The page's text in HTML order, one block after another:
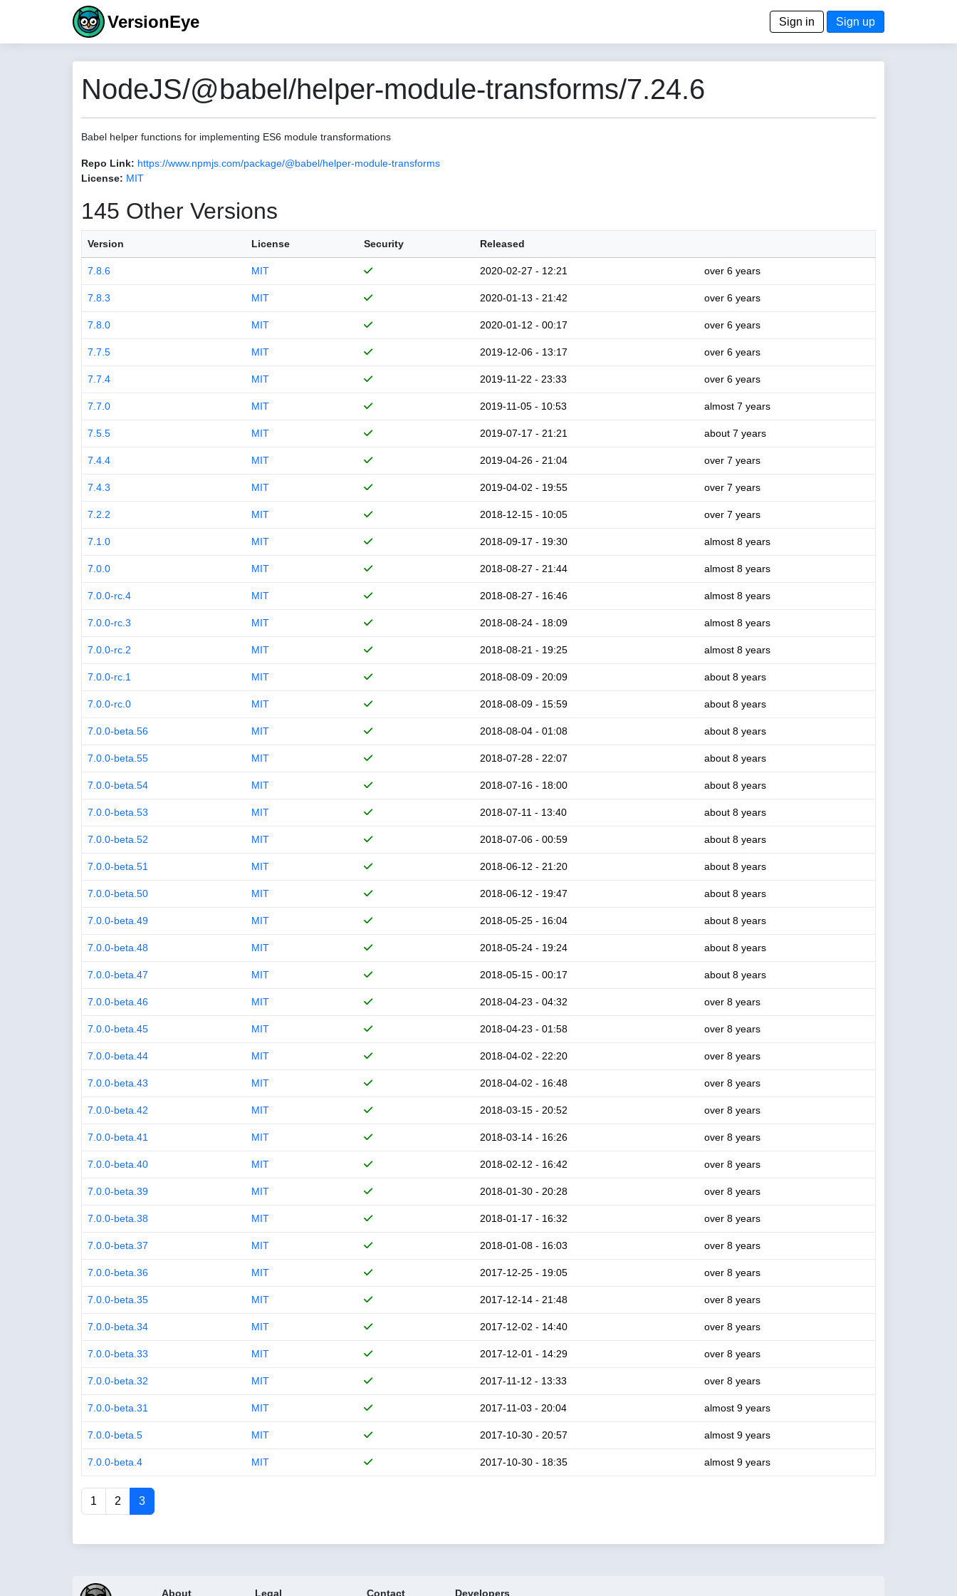
VersionEye Sign in Sign up
NodeJS/@babel/helper-module-transforms/7.24.6
Babel helper functions for implementing ES6 module transformations
Repo Link: https://www.npmjs.com/package/@babel/helper-module-transforms
License: MIT
145 Other Versions
Version License Security Released
7.8.6 MIT 2020-02-27 - 12:21 over 6 years
7.8.3 MIT 2020-01-13 - 21:42 over 6 years
7.8.0 MIT 2020-01-12 - 00:17 over 6 years
7.7.5 MIT 2019-12-06 - 13:17 over 6 years
7.7.4 MIT 2019-11-22 - 23:33 over 6 years
7.7.0 MIT 2019-11-05 - 10:53 almost 7 years
7.5.5 MIT 2019-07-17 - 21:21 about 7 years
7.4.4 MIT 2019-04-26 - 21:04 over 7 years
7.4.3 MIT 2019-04-02 - 19:55 over 7 years
7.2.2 MIT 2018-12-15 - 10:05 over 7 years
7.1.0 MIT 2018-09-17 - 19:30 almost 8 years
7.0.0 MIT 2018-08-27 - 21:44 almost 8 years
7.0.0-rc.4 MIT 2018-08-27 - 16:46 almost 8 years
7.0.0-rc.3 MIT 2018-08-24 - 18:09 almost 8 years
7.0.0-rc.2 MIT 2018-08-21 - 19:25 almost 8 years
7.0.0-rc.1 MIT 2018-08-09 - 20:09 about 8 years
7.0.0-rc.0 MIT 2018-08-09 - 15:59 about 8 years
7.0.0-beta.56 MIT 2018-08-04 - 01:08 about 8 years
7.0.0-beta.55 MIT 2018-07-28 - 22:07 about 8 years
7.0.0-beta.54 MIT 2018-07-16 - 18:00 about 8 years
7.0.0-beta.53 MIT 2018-07-11 - 13:40 about 8 years
7.0.0-beta.52 MIT 2018-07-06 - 00:59 about 8 years
7.0.0-beta.51 MIT 2018-06-12 - 21:20 about 8 years
7.0.0-beta.50 MIT 2018-06-12 - 19:47 about 8 years
7.0.0-beta.49 MIT 2018-05-25 - 16:04 about 8 years
7.0.0-beta.48 MIT 2018-05-24 - 19:24 about 8 years
7.0.0-beta.47 MIT 2018-05-15 - 00:17 about 8 years
7.0.0-beta.46 MIT 2018-04-23 - 04:32 over 8 years
7.0.0-beta.45 MIT 2018-04-23 - 01:58 over 8 years
7.0.0-beta.44 MIT 2018-04-02 - 22:20 over 8 years
7.0.0-beta.43 MIT 2018-04-02 - 16:48 over 8 years
7.0.0-beta.42 MIT 2018-03-15 - 20:52 over 8 years
7.0.0-beta.41 MIT 2018-03-14 - 16:26 over 8 years
7.0.0-beta.40 MIT 2018-02-12 - 16:42 over 8 years
7.0.0-beta.39 MIT 2018-01-30 - 20:28 over 8 years
7.0.0-beta.38 MIT 2018-01-17 - 16:32 over 8 years
7.0.0-beta.37 MIT 2018-01-08 - 16:03 over 8 years
7.0.0-beta.36 MIT 2017-12-25 - 19:05 over 8 years
7.0.0-beta.35 MIT 2017-12-14 - 21:48 over 8 years
7.0.0-beta.34 MIT 2017-12-02 - 14:40 over 8 years
7.0.0-beta.33 MIT 2017-12-01 - 14:29 over 8 years
7.0.0-beta.32 MIT 2017-11-12 - 13:33 over 8 years
7.0.0-beta.31 MIT 2017-11-03 - 20:04 almost 9 years
7.0.0-beta.5 MIT 2017-10-30 - 20:57 almost 9 years
7.0.0-beta.4 MIT 2017-10-30 - 18:35 almost 9 years
1 2 3
About Legal Contact Developers